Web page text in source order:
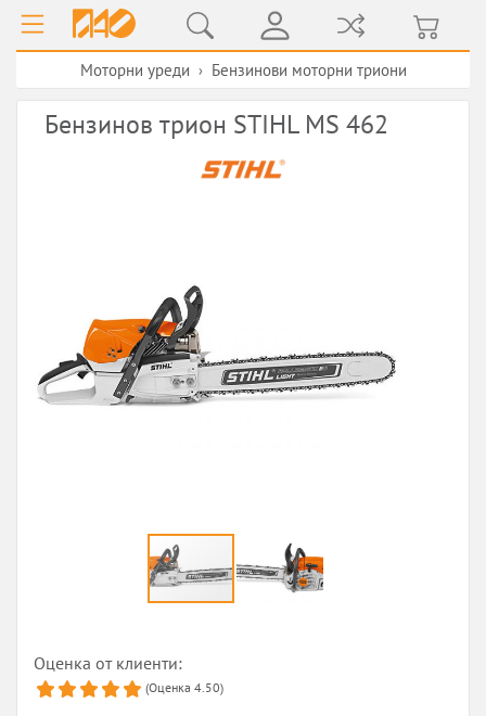
Моторни уреди › Бензинови моторни триони
Бензинов трион STIHL MS 462
Оценка от клиенти:
(Оценка 4.50)